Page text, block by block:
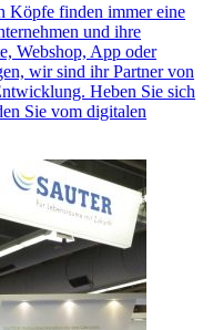
Köpfe finden immer eine
und ihre
Webshop, App oder
wir sind ihr Partner von
Heben Sie sich
Sie vom digitalen